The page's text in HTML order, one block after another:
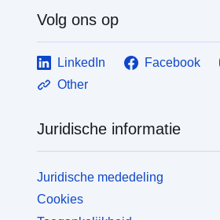
Volg ons op
LinkedIn Facebook
Other
Juridische informatie
Juridische mededeling
Cookies